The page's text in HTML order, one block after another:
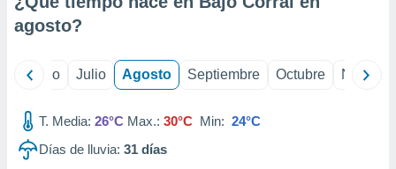
e
publicidad
agosto?
Junio Julio Agosto Septiembre Octubre
T. Media: 26°C Max.: 30°C Min: 24°C
Días de lluvia: 31 días